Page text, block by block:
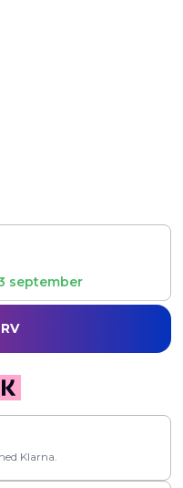
september
Klarna.